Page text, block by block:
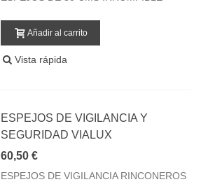
Añadir al carrito
Vista rápida
ESPEJOS DE VIGILANCIA Y
SEGURIDAD VIALUX
60,50 €
ESPEJOS DE VIGILANCIA RINCONEROS